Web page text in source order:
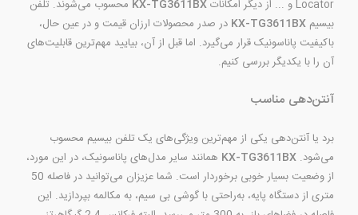
Locator و ... از دیگر امکانات
KX-TG3611BX محسوب می‌شوند. تلفن
بیسیم KX-TG3611BX در صدر محصولات ارزان قیمت و در عین حال،
باکیفیت پاناسونیک قرار می‌گیرد. اما قبل از آن، بیایید مهم‌ترین قابلیت‌های
آن را با یکدیگر بررسی کنیم.
آنتن‌دهی مناسب
برد یا آنتن‌دهی یکی از مهم‌ترین ویژگی‌های یک تلفن بیسیم محسوب
می‌شود. KX-TG3611BX همانند سایر مدل‌های پاناسونیک، در این مورد،
از وضعیت بسیار خوبی برخوردار است. شما عزیزان می‌توانید در فاصله 50
متری از دستگاه پایه، به‌راحتی با گوشی بی سیم، به مکالمه بپردازید. این